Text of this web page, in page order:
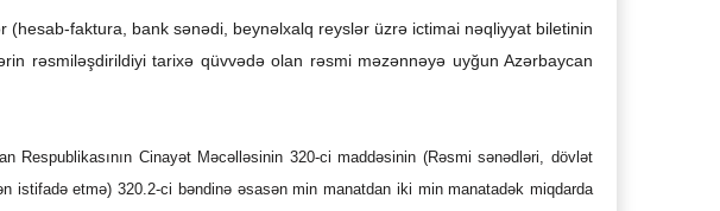
(hesab-faktura, bank sənədi, beynəlxalq reyslər üzrə ictimai nəqliyyat biletinin
rəsmiləşdirildiyi tarixə qüvvədə olan rəsmi məzənnəyə uyğun Azərbaycan
Respublikasının Cinayət Məcəlləsinin 320-ci maddəsinin (Rəsmi sənədləri, dövlət
istifadə etmə) 320.2-ci bəndinə əsasən min manatdan iki min manatadək miqdarda